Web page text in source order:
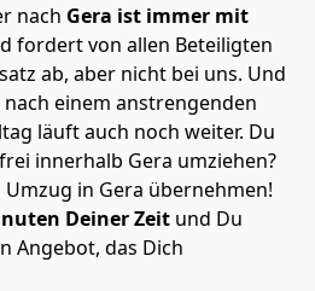
nach Gera ist immer mit
fordert von allen Beteiligten
ab, aber nicht bei uns. Und
einem anstrengenden
läuft auch noch weiter. Du
innerhalb Gera umziehen?
in Gera übernehmen!
Deiner Zeit und Du
Angebot, das Dich